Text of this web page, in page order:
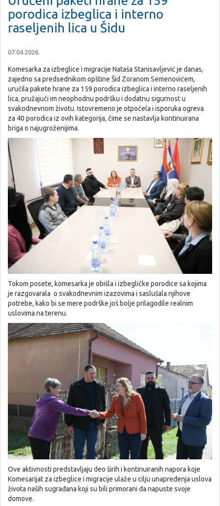
porodica izbeglica i interno
raseljenih lica u Šidu
07.04.2026.
Komesarka za izbeglice i migracije Nataša Stanisavljević je danas,
zajedno sa predsednikom opštine Šid Zoranom Semenovićem,
uručila pakete hrane za 159 porodica izbeglica i interno raseljenih
lica, pružajući im neophodnu podršku i dodatnu sigurnost u
svakodnevnom životu. Istovremeno je otpočela i isporuka ogreva
za 40 porodica iz ovih kategorija, čime se nastavlja kontinuirana
briga o najugroženijima.
Tokom posete, komesarka je obišla i izbegličke porodice sa kojima
je razgovarala o svakodnevnim izazovima i saslušala njihove
potrebe, kako bi se mere podrške još bolje prilagodile realnim
uslovima na terenu.
Ove aktivnosti predstavljaju deo širih i kontinuiranih napora koje
Komesarijat za izbeglice i migracije ulaže u cilju unapređenja uslova
života naših sugrađana koji su bili primorani da napuste svoje
domove.